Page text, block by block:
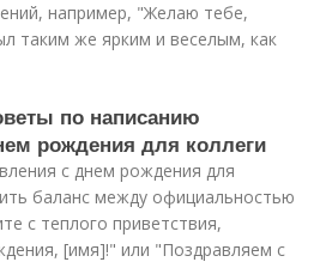
например, "Желаю тебе,
таким же ярким и веселым, как
по написанию
рождения для коллеги
с днем рождения для
баланс между официальностью
с теплого приветствия,
[имя]!" или "Поздравляем с